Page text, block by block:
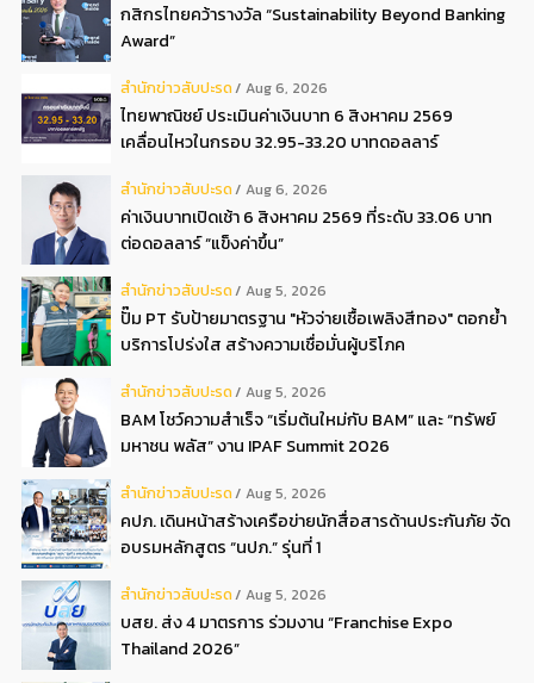
กสิกรไทยคว้ารางวัล “Sustainability Beyond Banking
Award”
สํานักข่าวสับปะรด Aug 6, 2026
ไทยพาณิชย์ ประเมินค่าเงินบาท 6 สิงหาคม 2569
เคลื่อนไหวในกรอบ 32.95-33.20 บาทดอลลาร์
สํานักข่าวสับปะรด Aug 6, 2026
ค่าเงินบาทเปิดเช้า 6 สิงหาคม 2569 ที่ระดับ 33.06 บาท
ต่อดอลลาร์ “แข็งค่าขึ้น”
สํานักข่าวสับปะรด Aug 5, 2026
ปั๊ม PT รับป้ายมาตรฐาน "หัวจ่ายเชื้อเพลิงสีทอง" ตอกย้ำ
บริการโปร่งใส สร้างความเชื่อมั่นผู้บริโภค
สํานักข่าวสับปะรด Aug 5, 2026
BAM โชว์ความสำเร็จ “เริ่มต้นใหม่กับ BAM” และ “ทรัพย์
มหาชน พลัส” งาน IPAF Summit 2026
สํานักข่าวสับปะรด Aug 5, 2026
คปภ. เดินหน้าสร้างเครือข่ายนักสื่อสารด้านประกันภัย จัด
อบรมหลักสูตร “นปภ.” รุ่นที่ 1
สํานักข่าวสับปะรด Aug 5, 2026
บสย. ส่ง 4 มาตรการ ร่วมงาน “Franchise Expo
Thailand 2026”